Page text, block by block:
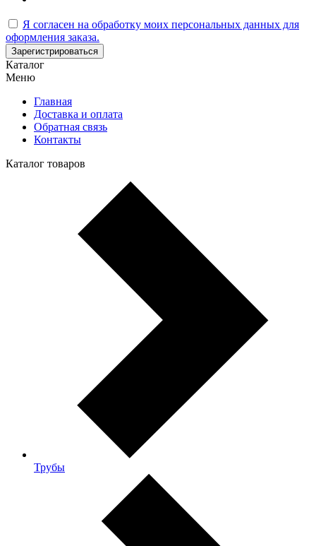
Я согласен на обработку моих персональных данных для
оформления заказа.
Зарегистрироваться
Каталог
Меню
Главная
Доставка и оплата
Обратная связь
Контакты
Каталог товаров
Трубы